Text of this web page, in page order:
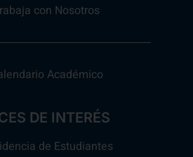
con Nosotros
Académico
DE INTERÉS
de Estudiantes